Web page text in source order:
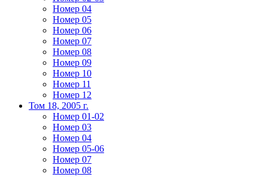
Номер 04
Номер 05
Номер 06
Номер 07
Номер 08
Номер 09
Номер 10
Номер 11
Номер 12
Том 18, 2005 г.
Номер 01-02
Номер 03
Номер 04
Номер 05-06
Номер 07
Номер 08